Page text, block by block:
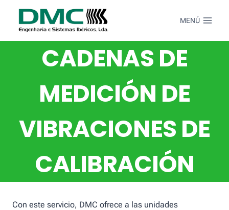
Contenido
MENÚ
CADENAS DE
MEDICIÓN DE
VIBRACIONES DE
CALIBRACIÓN
Con este servicio, DMC ofrece a las unidades